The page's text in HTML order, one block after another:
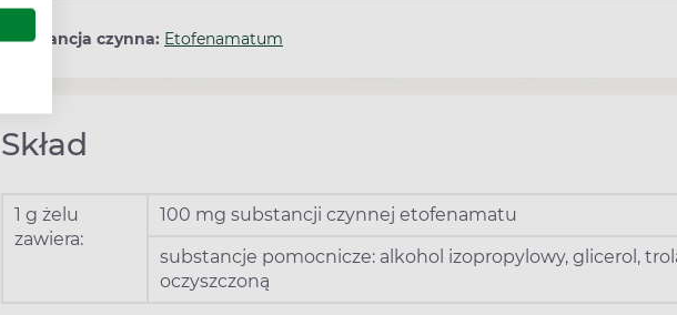
Substancja czynna: Etofenamatum
Skład
1 g żelu
zawiera:
100 mg substancji czynnej etofenamatu
substancje pomocnicze: alkohol izopropylowy, glicerol,
oczyszczoną